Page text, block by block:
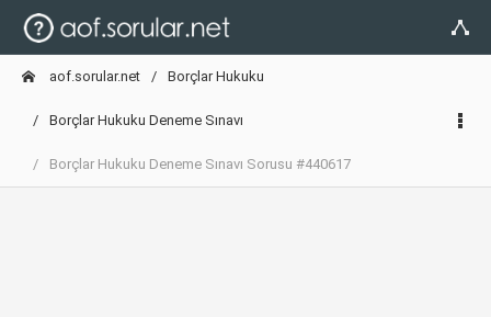
aof.sorular.net Borçlar Hukuku
Borçlar Hukuku Deneme Sınavı
Borçlar Hukuku Deneme Sınavı Sorusu #440617